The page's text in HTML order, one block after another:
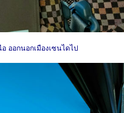
ออกนอกเมืองเซนไดไป